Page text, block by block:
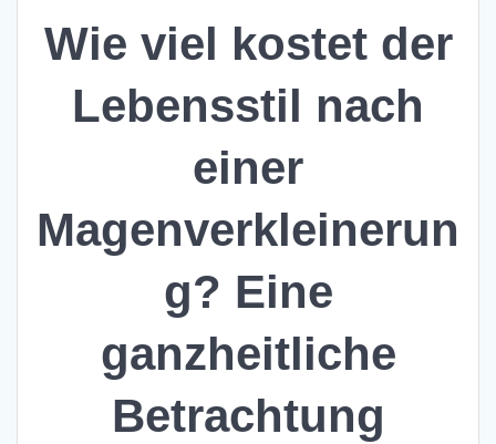
Wie viel kostet der
Lebensstil nach
einer
Magenverkleinerun
g? Eine
ganzheitliche
Betrachtung